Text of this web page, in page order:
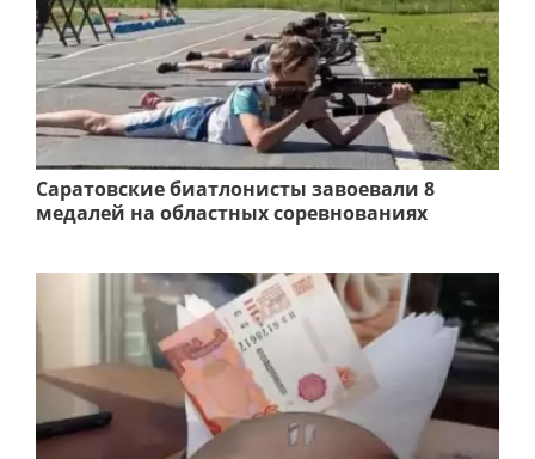
Саратовские биатлонисты завоевали 8
медалей на областных соревнованиях